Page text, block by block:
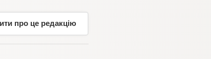
про це редакцію